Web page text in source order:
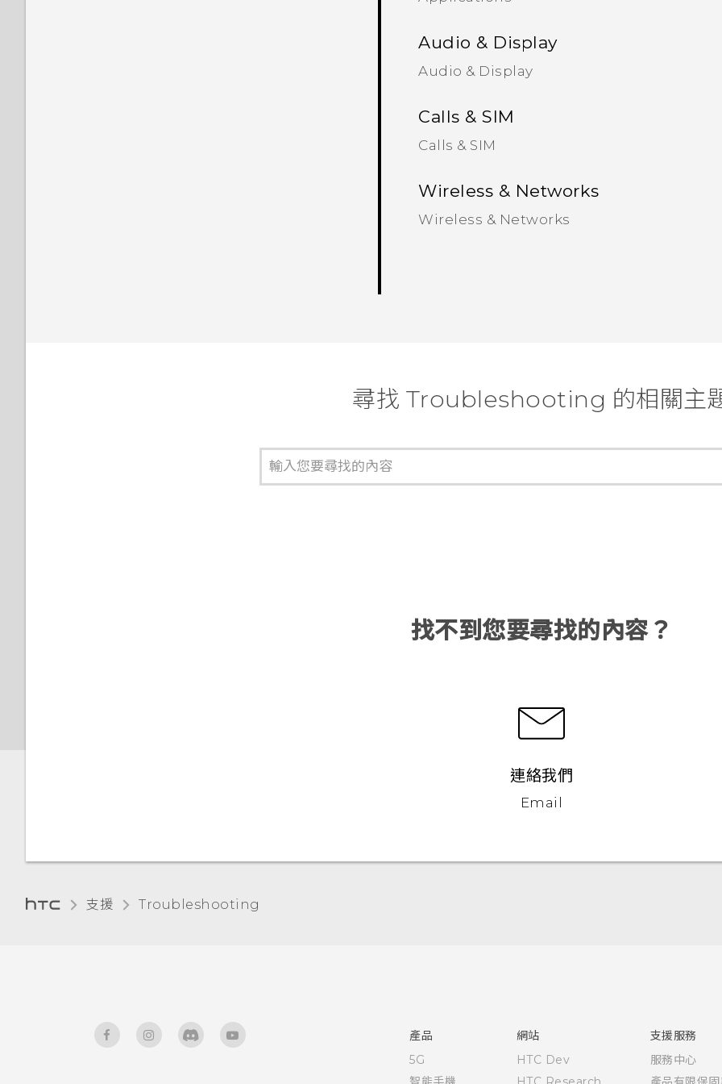
Audio & Display
Audio & Display
Calls & SIM
Calls & SIM
Wireless & Networks
Wireless & Networks
尋找 Troubleshooting 的相關主
找不到您要尋找的內容？
連絡我們
Email
支援 Troubleshooting
產品
5G
網站
HTC Dev
支援服務
服務中心